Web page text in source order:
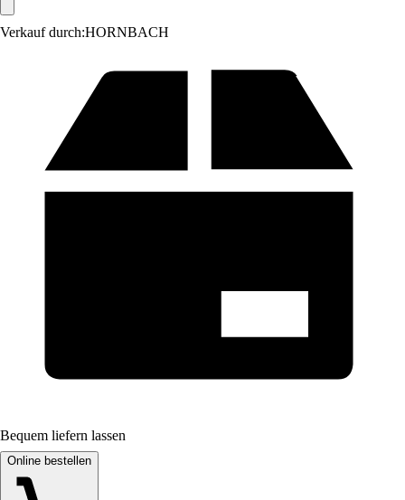
Verkauf durch:HORNBACH
Bequem liefern lassen
Online bestellen